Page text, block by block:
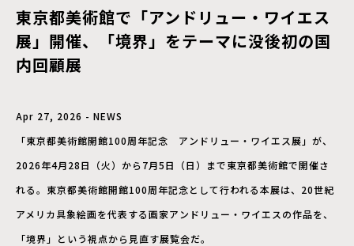
東京都美術館で「アンドリュー・ワイエス
展」開催、「境界」をテーマに没後初の国
内回顧展
Apr 27, 2026 - NEWS
「東京都美術館開館100周年記念 アンドリュー・ワイエス展」が、
2026年4月28日（火）から7月5日（日）まで東京都美術館で開催さ
れる。東京都美術館開館100周年記念として行われる本展は、20世紀
アメリカ具象絵画を代表する画家アンドリュー・ワイエスの作品を、
「境界」という視点から見直す展覧会だ。